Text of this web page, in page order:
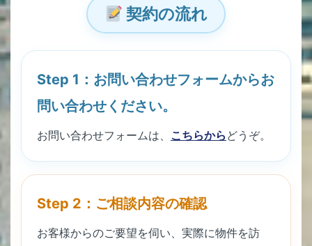
契約の流れ
Step 1：お問い合わせフォームからお
問い合わせください。
お問い合わせフォームは、 こちらから どうぞ。
Step 2：ご相談内容の確認
お客様からのご要望を伺い、実際に物件を訪